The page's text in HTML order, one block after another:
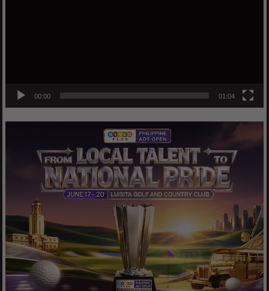
00:00 01:04